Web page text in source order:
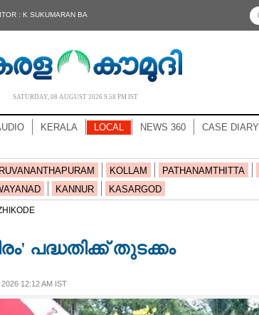
: K SUKUMARAN BA
SATURDAY, 08 AUGUST 2026 9.58 PM IST
KERALA LOCAL NEWS 360 CASE DIARY
KOLLAM PATHANAMTHITTA
KANNUR KASARGOD
പദ്ധതിക്ക് തുടക്കം
12:12 AM IST